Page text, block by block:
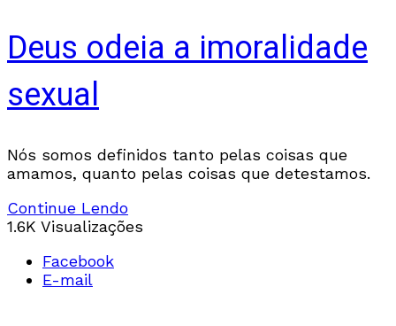
Deus odeia a imoralidade
sexual
Nós somos definidos tanto pelas coisas que
amamos, quanto pelas coisas que detestamos.
Continue Lendo
1.6K Visualizações
Facebook
E-mail